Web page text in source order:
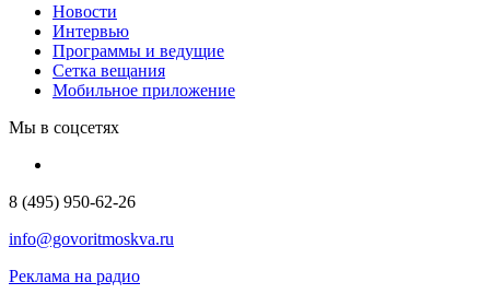
Новости
Интервью
Программы и ведущие
Сетка вещания
Мобильное приложение
Мы в соцсетях
8 (495) 950-62-26
info@govoritmoskva.ru
Реклама на радио